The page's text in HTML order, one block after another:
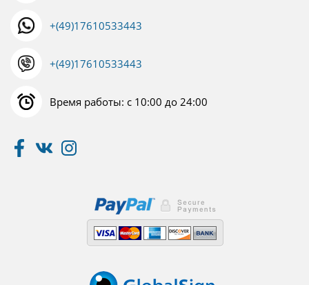
+(49)17610533443
+(49)17610533443
Время работы: с 10:00 до 24:00